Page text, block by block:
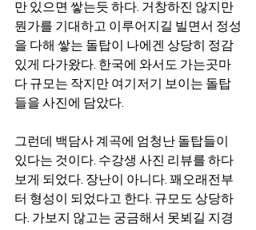
만 있으면 쌓는듯 하다. 거창하진 않지만
뭔가를 기대하고 이루어지길 빌면서 정성
을 다해 쌓는 돌탑이 나에겐 상당히 정감
있게 다가왔다. 한국에 와서도 가는곳마
다 규모는 작지만 여기저기 보이는 돌탑
들을 사진에 담았다.
그런데 백담사 계곡에 엄청난 돌탑들이
있다는 것이다. 수강생 사진 리뷰를 하다
보게 되었다. 장난이 아니다. 꽤오래전부
터 형성이 되었다고 한다. 규모도 상당하
다. 가보지 않고는 궁금해서 못뵈길 지경